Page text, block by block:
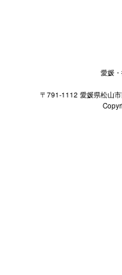
愛媛
〒791-1112 愛媛県松山